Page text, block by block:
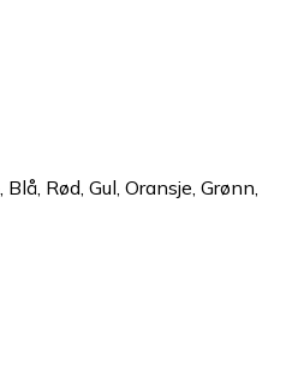
Blå Rød Gul Oransje Grønn